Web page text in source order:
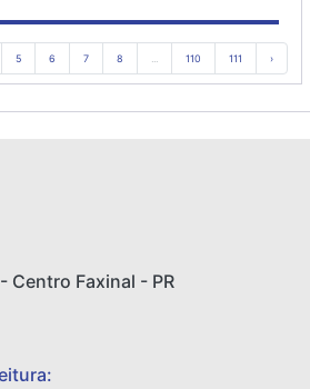
5 6 7 8 110 111 ›
Centro Faxinal - PR